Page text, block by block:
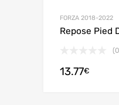
FORZA 2018-2022
Repose Pied
13.77€